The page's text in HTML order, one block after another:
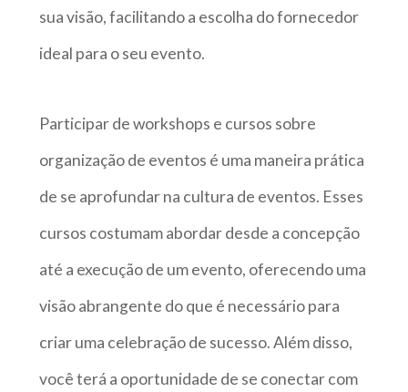
sua visão, facilitando a escolha do fornecedor
ideal para o seu evento.
Participar de workshops e cursos sobre
organização de eventos é uma maneira prática
de se aprofundar na cultura de eventos. Esses
cursos costumam abordar desde a concepção
até a execução de um evento, oferecendo uma
visão abrangente do que é necessário para
criar uma celebração de sucesso. Além disso,
você terá a oportunidade de se conectar com